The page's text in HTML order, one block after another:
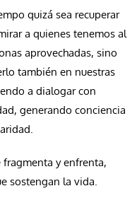
quizá sea recuperar
a quienes tenemos al
aprovechadas, sino
también en nuestras
a dialogar con
generando conciencia
y enfrenta,
sostengan la vida.